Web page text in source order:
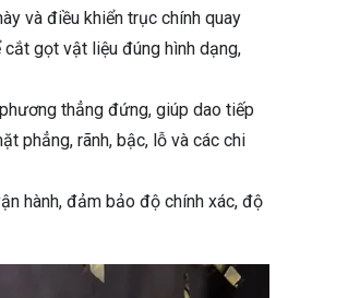
và điều khiển trục chính quay
gọt vật liệu đúng hình dạng,
thẳng đứng, giúp dao tiếp
phẳng, rãnh, bậc, lỗ và các chi
hành, đảm bảo độ chính xác, độ